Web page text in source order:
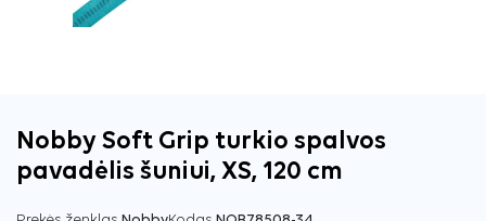
Nobby Soft Grip turkio spalvos
pavadėlis šuniui, XS, 120 cm